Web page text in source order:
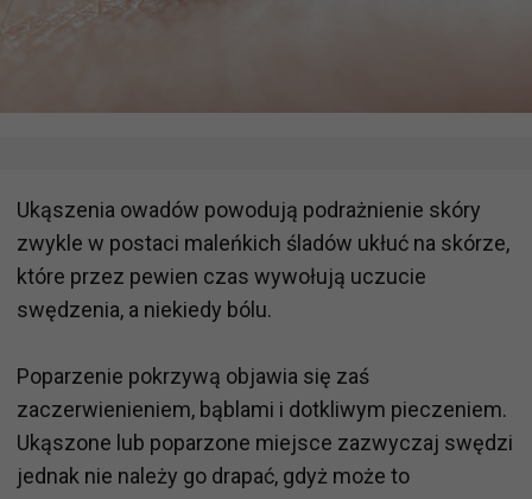
Ukąszenia owadów powodują podrażnienie skóry
zwykle w postaci maleńkich śladów ukłuć na skórze,
które przez pewien czas wywołują uczucie
swędzenia, a niekiedy bólu.
Poparzenie pokrzywą objawia się zaś
zaczerwienieniem, bąblami i dotkliwym pieczeniem.
Ukąszone lub poparzone miejsce zazwyczaj swędzi
jednak nie należy go drapać, gdyż może to